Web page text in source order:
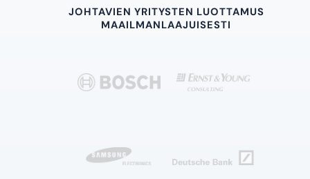
JOHTAVIEN YRITYSTEN LUOTTAMUS
MAAILMANLAAJUISESTI